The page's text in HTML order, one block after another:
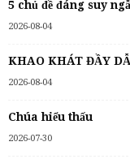
5 chủ đề đáng suy
2026-08-04
KHAO KHÁT ĐẦY
2026-08-04
Chúa hiểu thấu
2026-07-30